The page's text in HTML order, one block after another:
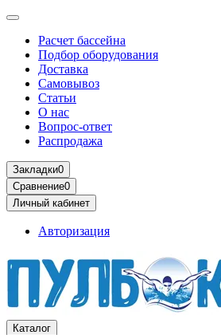
Расчет бассейна
Подбор оборудования
Доставка
Самовывоз
Статьи
О нас
Вопрос-ответ
Распродажа
Закладки0
Сравнение0
Личный кабинет
Авторизация
Каталог